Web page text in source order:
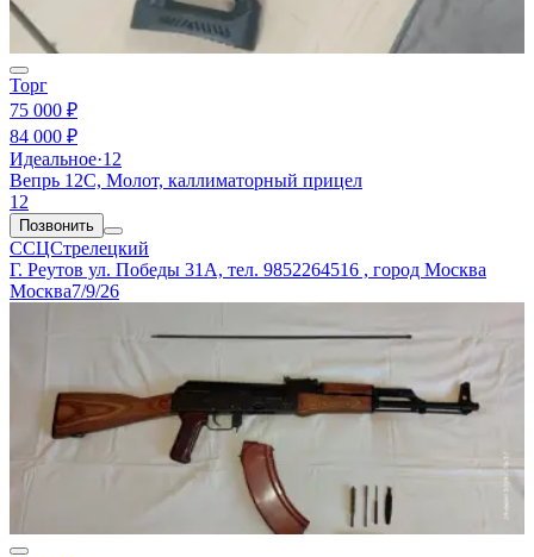
Торг
75 000 ₽
84 000 ₽
Идеальное·12
Вепрь 12С, Молот, каллиматорный прицел
12
Позвонить
ССЦСтрелецкий
Г. Реутов ул. Победы 31А, тел. 9852264516 , город Москва
Москва7/9/26